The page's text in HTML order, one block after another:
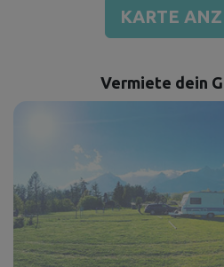
KARTE
Vermiete dein